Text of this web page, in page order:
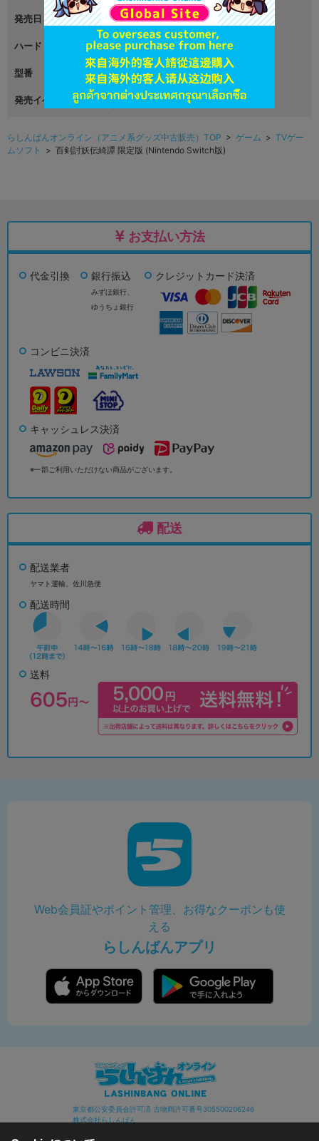
発売日 2025年05月15日
ハード Nintendo Switch
型番 YASA-00003
発売イベント
らしんばんオンライン（アニメ系グッズ中古販売）TOP > ゲーム > TVゲー
ムソフト
> 百剣討妖伝綺譚 限定版 (Nintendo Switch版)
お支払い方法
代金引換 銀行振込
みずほ銀行、
ゆうちょ銀行
クレジットカード決済
コンビニ決済
キャッシュレス決済
※一部ご利用いただけない商品がございます。
配送
配送業者
ヤマト運輸、佐川急便
配送時間
送料
Web会員証やポイント管理、お得なクーポンも使
える
らしんばんアプリ
東京都公安委員会許可済 古物商許可番号305500206246
株式会社らしんばん